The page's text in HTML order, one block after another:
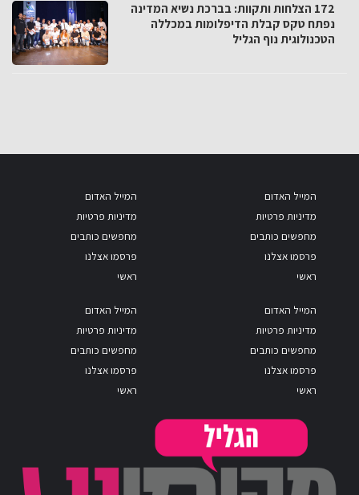
172 הצלחות ותקוות: בברכת נשיא המדינה
נפתח טקס קבלת הדיפלומות במכללה
הטכנולוגית נוף הגליל
המייל האדום
מדיניות פרטיות
מחפשים כותבים
פרסמו אצלנו
ראשי
המייל האדום
מדיניות פרטיות
מחפשים כותבים
פרסמו אצלנו
ראשי
המייל האדום
מדיניות פרטיות
מחפשים כותבים
פרסמו אצלנו
ראשי
המייל האדום
מדיניות פרטיות
מחפשים כותבים
פרסמו אצלנו
ראשי